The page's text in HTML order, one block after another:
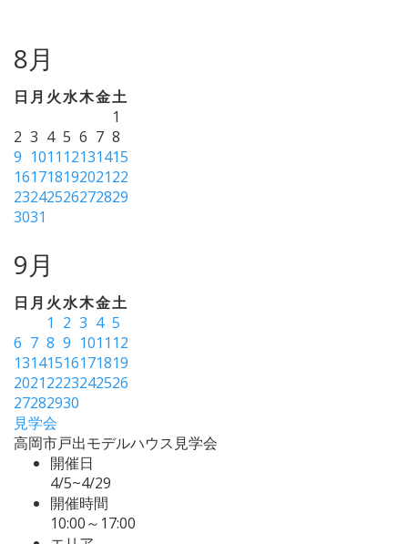
8月
日 月 火水木金土
1
2 3 4 5 6 7 8
9 1011 12131415
16171819202122
23242526272829
3031
9月
日 月 火水木金土
1 2 3 4 5
6 7 8 9 1011 12
13141516171819
20212223242526
27282930
見学会
高岡市戸出モデルハウス見学会
開催日
4/5~4/29
開催時間
10:00～17:00